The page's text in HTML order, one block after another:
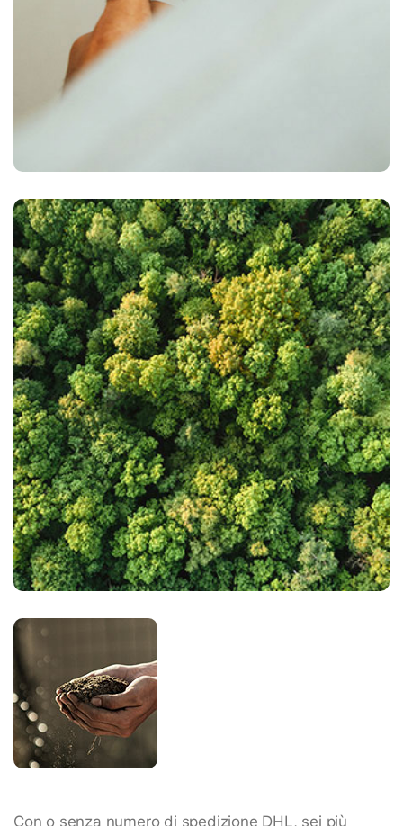
Con o senza numero di spedizione DHL, sei più